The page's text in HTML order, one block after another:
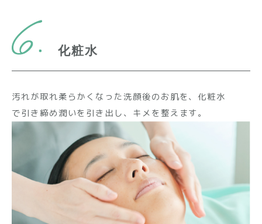
化粧水
汚れが取れ柔らかくなった洗顔後のお肌を、化粧水
で引き締め潤いを引き出し、キメを整えます。